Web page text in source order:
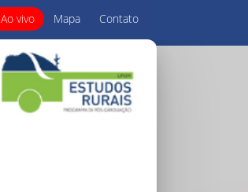
Ao vivo Mapa Contato